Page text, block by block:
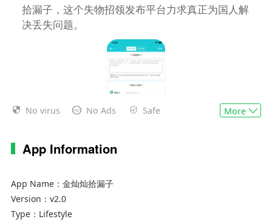
拾漏子，这个失物招领发布平台力求真正为国人解
决丢失问题。
软件特色：
1、丢失物品不用怕
No virus No Ads Safe More
App Information
App Name： 金灿灿拾漏子
Version： v2.0
Type： Lifestyle